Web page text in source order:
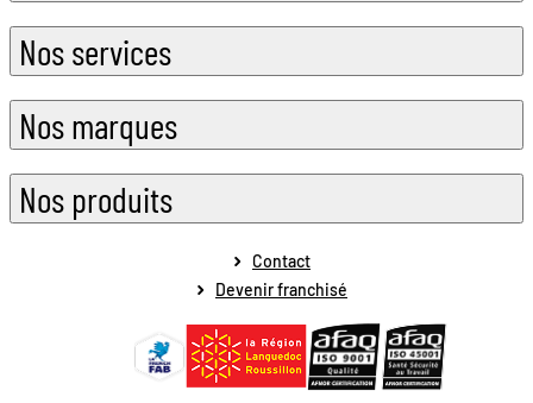
Nos services
Nos marques
Nos produits
Contact
Devenir franchisé